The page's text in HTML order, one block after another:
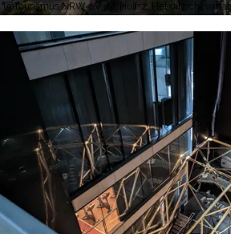
Tourismus NRW e.V., M. Hulisz, Het uitzicht